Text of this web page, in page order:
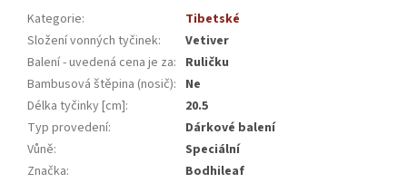
Kategorie:
Tibetské
Složení vonných tyčinek:
Vetiver
Balení - uvedená cena je za: Ruličku
Bambusová štěpina (nosič): Ne
Délka tyčinky [cm]:
20.5
Typ provedení:
Dárkové balení
Vůně:
Speciální
Značka: Bodhileaf